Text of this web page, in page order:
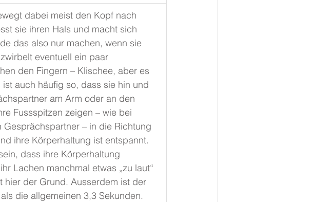
dabei meist den Kopf nach
sie ihren Hals und macht sich
das also nur machen, wenn sie
eventuell ein paar
den Fingern – Klischee, aber es
ist auch häufig so, dass sie hin und
am Arm oder an den
Fussspitzen zeigen – wie bei
Gesprächspartner – in die Richtung
ihre Körperhaltung ist entspannt.
dass ihre Körperhaltung
Lachen manchmal etwas „zu laut“
hier der Grund. Ausserdem ist der
die allgemeinen 3,3 Sekunden.